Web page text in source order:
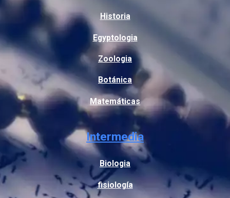
Historia
Egyptologia
Zoologia
Botánica
Matemáticas
Intermedia
Biologia
fisiología